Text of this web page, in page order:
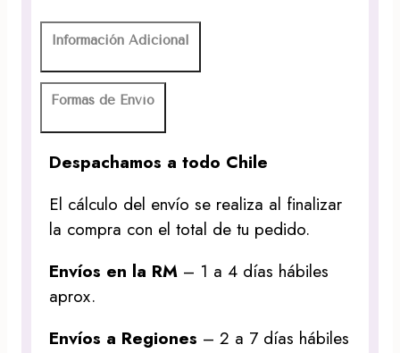
Información Adicional
Formas de Envío
Despachamos a todo Chile
El cálculo del envío se realiza al finalizar
la compra con el total de tu pedido.
Envíos en la RM – 1 a 4 días hábiles
aprox.
Envíos a Regiones – 2 a 7 días hábiles